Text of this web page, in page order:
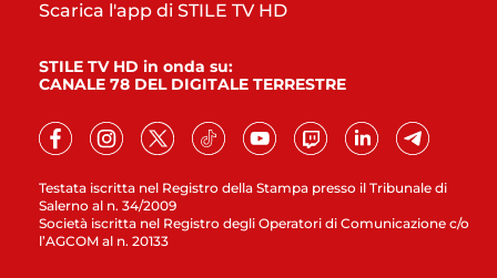
Testata iscritta nel Registro della Stampa presso il Tribunale di
Salerno al n. 34/2009
Società iscritta nel Registro degli Operatori di Comunicazione c/o
l’AGCOM al n. 20133
Scarica l'app di STILE TV HD
STILE TV HD in onda su:
CANALE 78 DEL DIGITALE TERRESTRE